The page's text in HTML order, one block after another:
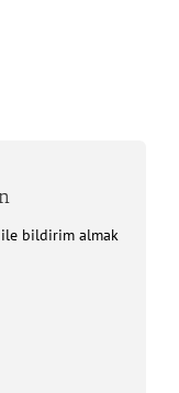
ile bildirim almak